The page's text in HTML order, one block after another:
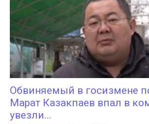
Новости
Кыргызстана
Обвиняемый в госизмене
Марат Казакпаев впал в
увезли...